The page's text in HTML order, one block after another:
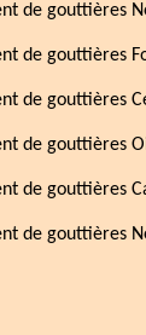
de gouttières
de gouttières
de gouttières
de gouttières
de gouttières
de gouttières